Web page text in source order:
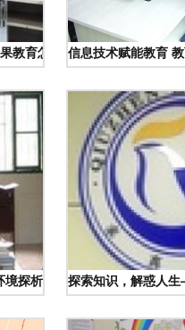
教育怎么样 最新青果教育产品
信息技术赋能教育
探析 真实体验与职场洞察
探索知识，解惑人